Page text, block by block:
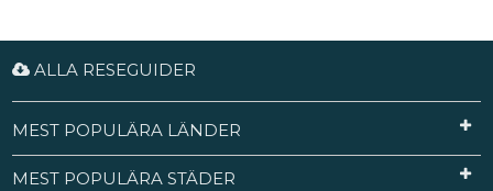
ALLA RESEGUIDER
MEST POPULÄRA LÄNDER
MEST POPULÄRA STÄDER